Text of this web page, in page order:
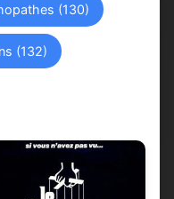
(130)
(132)